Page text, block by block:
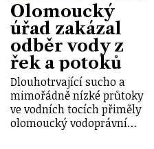
Olomoucký
úřad zakázal
odběr vody z
řek a potoků
Dlouhotrvající sucho a
mimořádně nízké průtoky
ve vodních tocích přiměly
olomoucký vodoprávní…